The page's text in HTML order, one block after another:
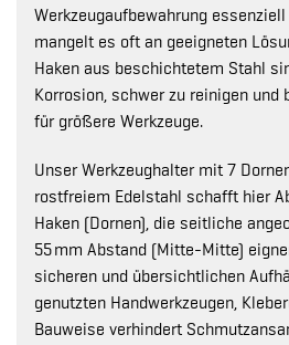
Werkzeugaufbewahrung
mangelt es oft an geeigneten
Haken aus beschichtetem Stahl
Korrosion, schwer zu reinigen
für größere Werkzeuge.
Unser Werkzeughalter mit 7
rostfreiem Edelstahl schafft hier
Haken (Dornen), die seitliche
55 mm Abstand (Mitte-Mitte)
sicheren und übersichtlichen
genutzten Handwerkzeugen,
Bauweise verhindert